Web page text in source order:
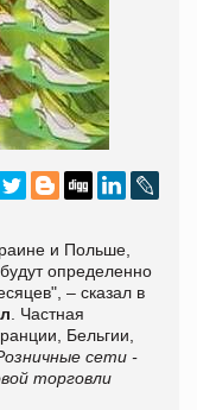
и Польше,
определенно
– сказал в
. Частная
Бельгии,
сети -
торговли